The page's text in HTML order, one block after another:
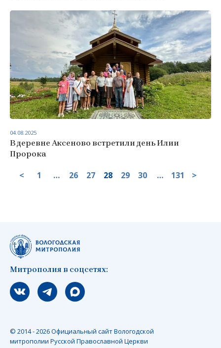
В деревне Аксеново встретили день Илии
Пророка
04.08.2025
< 1 … 26 27 28 29 30 … 131 >
Митрополия в соцсетях:
Мы вконтакте
Мы в telegram
Мы в Макс
© 2014 - 2026 Официальный сайт Вологодской
митрополии Русской Православной Церкви